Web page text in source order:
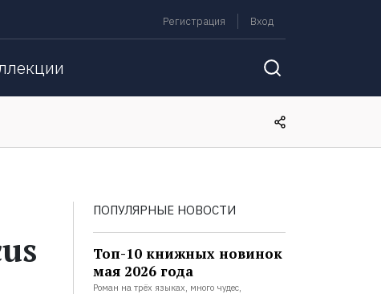
Регистрация Вход
ПОПУЛЯРНЫЕ НОВОСТИ
Топ-10 книжных новинок
мая 2026 года
Роман на трёх языках, много чудес,